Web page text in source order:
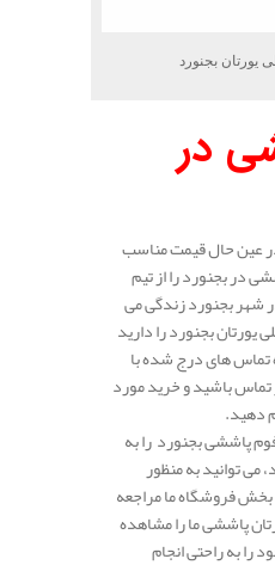
یورتان بجنورد
در
عین حال قیمت مناسب
در بجنورد را از تیم
شهر بجنورد زندگی می
یورتان بجنورد را دارید
تماس های درج شده با
باشید و خرید مورد
دهید.
پاششی بجنورد را به
می توانید به منظور
بخش فروشگاه ما مراجعه
پاششی ما را مشاهده
را به راحتی انجام